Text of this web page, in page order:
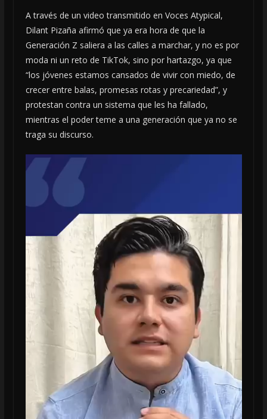
A través de un video transmitido en Voces Atypical,
Dilant Pizaña afirmó que ya era hora de que la
Generación Z saliera a las calles a marchar, y no es por
moda ni un reto de TikTok, sino por hartazgo, ya que
“los jóvenes estamos cansados de vivir con miedo, de
crecer entre balas, promesas rotas y precariedad”, y
protestan contra un sistema que les ha fallado,
mientras el poder teme a una generación que ya no se
traga su discurso.